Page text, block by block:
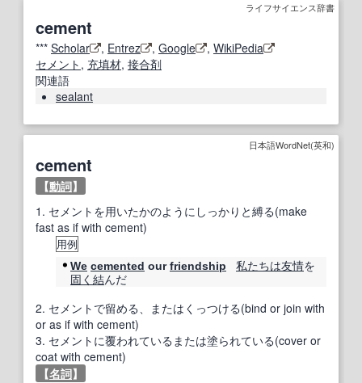
ライフサイエンス辞書
cement
*** Scholar , Entrez , Google , WikiPedia
セメント , 充填材, 接合剤
関連語
sealant
日本語WordNet(英和)
cement
【動詞】
1. セメントを用いたかのようにしっかりと縛る(make
fast as if with cement)
用例
We cemented ourfriendship 私たちは友情を
固く 結んだ
2. セメントで留める、またはくっつける(bind or join with
or as if with cement)
3. セメントに覆われているまたは塗られている(cover or
coat with cement)
【名詞】